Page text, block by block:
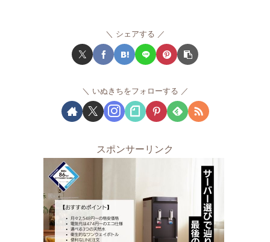
シェアする
いぬきちをフォローする
スポンサーリンク